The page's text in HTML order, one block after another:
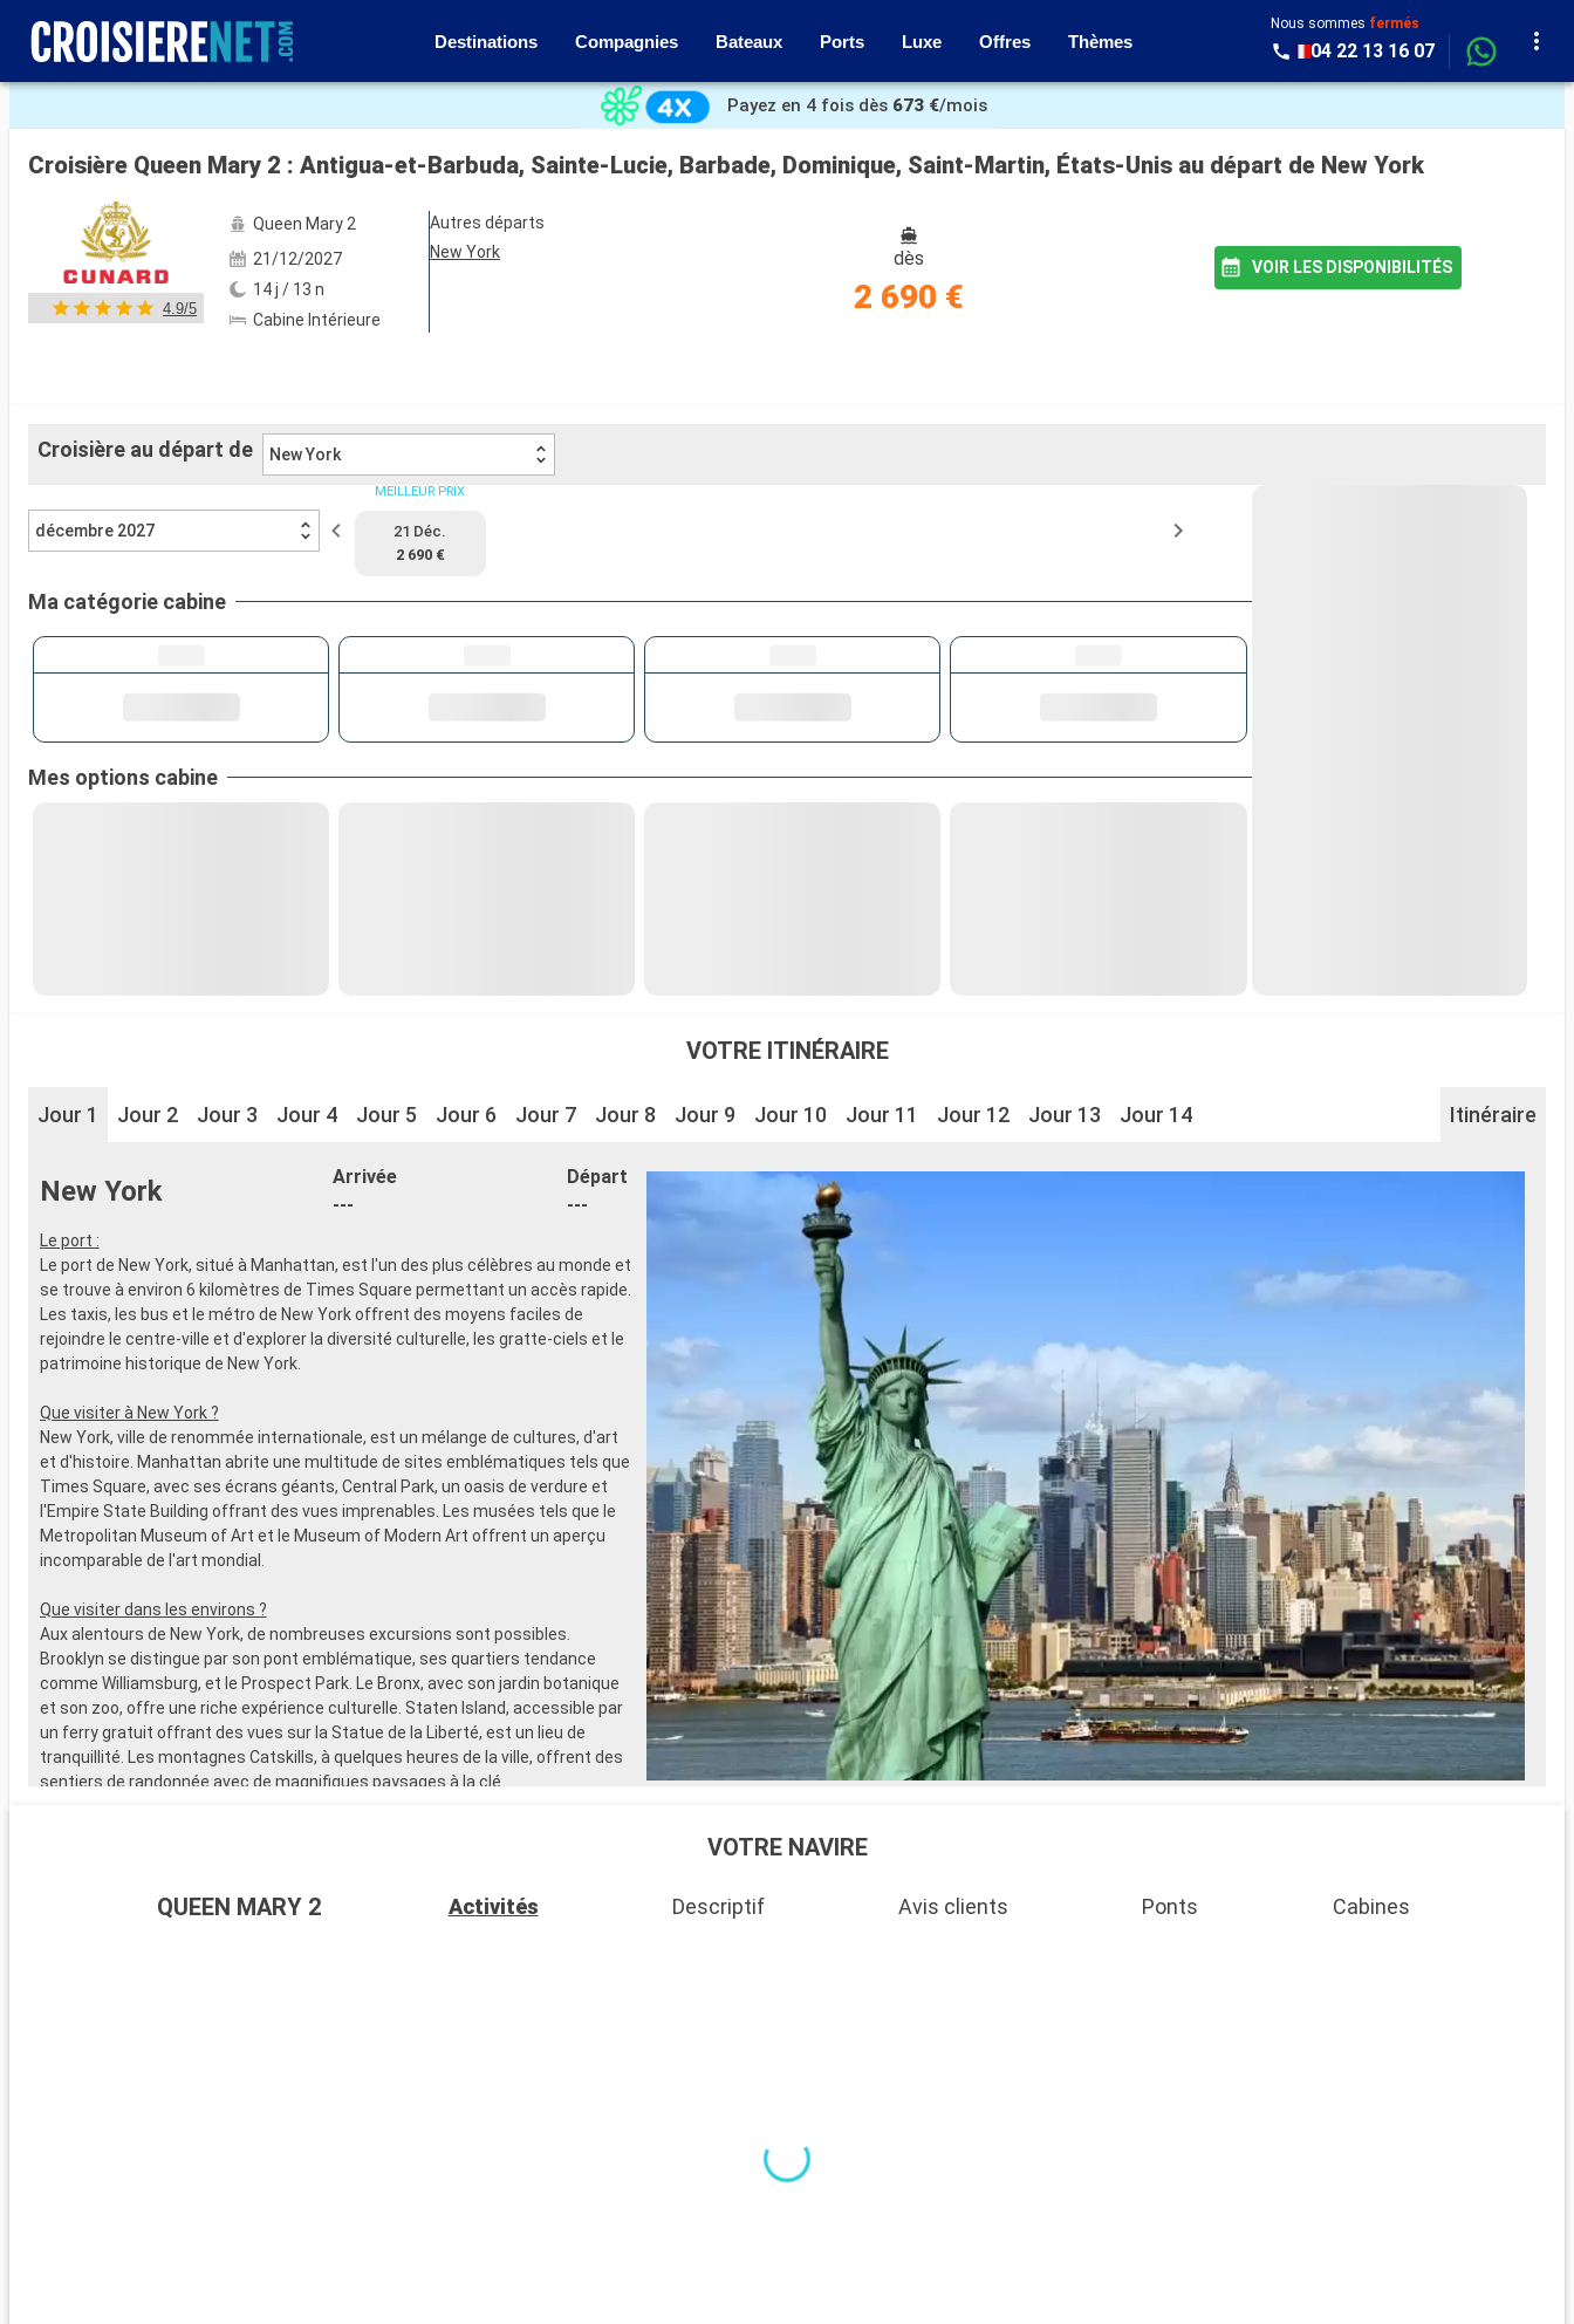
Destinations Compagnies Bateaux Ports Luxe Offres Thèmes
Nous sommes fermés
04 22 13 16 07
Voir les 90 autres photos
Payez en 4 fois dès 673 €/mois
Croisière Queen Mary 2 : Antigua-et-Barbuda, Sainte-Lucie, Barbade, Dominique, Saint-Martin, États-Unis au départ de New York
4.9/5
Queen Mary 2
21/12/2027
14 j / 13 n
Cabine Intérieure
Autres départs
New York
dès
2 690 €
VOIR LES DISPONIBILITÉS
Croisière au départ de New York
décembre 2027
MEILLEUR PRIX
21 Déc.
2 690 €
Ma catégorie cabine
Mes options cabine
VOTRE ITINÉRAIRE
Jour 1 Jour 2 Jour 3 Jour 4 Jour 5 Jour 6 Jour 7 Jour 8 Jour 9 Jour 10 Jour 11 Jour 12 Jour 13 Jour 14 Itinéraire
New York
Arrivée
---
Départ
---
Le port :
Le port de New York, situé à Manhattan, est l'un des plus célèbres au monde et
se trouve à environ 6 kilomètres de Times Square permettant un accès rapide.
Les taxis, les bus et le métro de New York offrent des moyens faciles de
rejoindre le centre-ville et d'explorer la diversité culturelle, les gratte-ciels et le
patrimoine historique de New York.
Que visiter à New York ?
New York, ville de renommée internationale, est un mélange de cultures, d'art
et d'histoire. Manhattan abrite une multitude de sites emblématiques tels que
Times Square, avec ses écrans géants, Central Park, un oasis de verdure et
l'Empire State Building offrant des vues imprenables. Les musées tels que le
Metropolitan Museum of Art et le Museum of Modern Art offrent un aperçu
incomparable de l'art mondial.
Que visiter dans les environs ?
Aux alentours de New York, de nombreuses excursions sont possibles.
Brooklyn se distingue par son pont emblématique, ses quartiers tendance
comme Williamsburg, et le Prospect Park. Le Bronx, avec son jardin botanique
et son zoo, offre une riche expérience culturelle. Staten Island, accessible par
un ferry gratuit offrant des vues sur la Statue de la Liberté, est un lieu de
tranquillité. Les montagnes Catskills, à quelques heures de la ville, offrent des
sentiers de randonnée avec de magnifiques paysages à la clé.
VOTRE NAVIRE
QUEEN MARY 2 Activités Descriptif Avis clients Ponts Cabines